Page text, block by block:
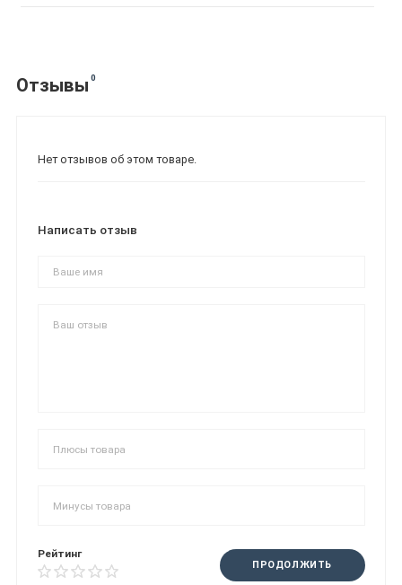
Отзывы 0
Нет отзывов об этом товаре.
Написать отзыв
Рейтинг
ПРОДОЛЖИТЬ